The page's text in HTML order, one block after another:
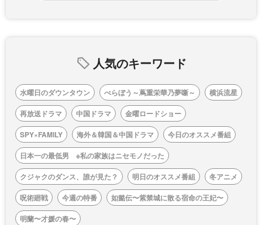
人気のキーワード
水曜日のダウンタウン べらぼう～蔦重栄華乃夢噺～
横浜流星
再放送ドラマ
中国ドラマ
金曜ロードショー
SPY×FAMILY
海外＆韓国＆中国ドラマ
今日のオススメ番組
日本一の最低男 ※私の家族はニセモノだった
クジャクのダンス、誰が見た？
明日のオススメ番組
冬アニメ
呪術廻戦
今週の特番
如懿伝〜紫禁城に散る宿命の王妃〜
明蘭〜才媛の春〜